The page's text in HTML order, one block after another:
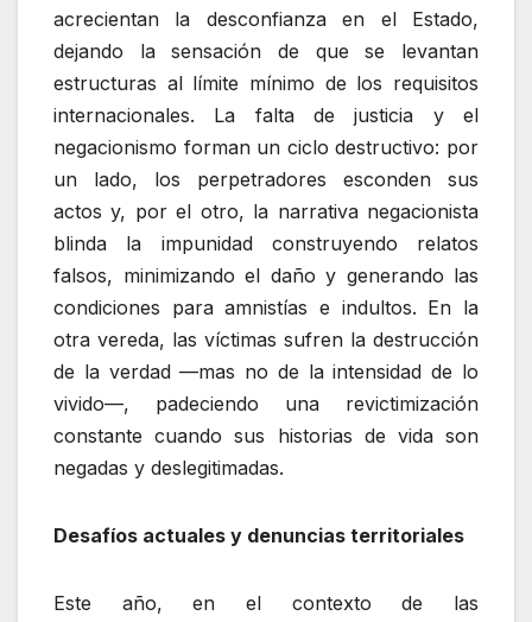
acrecientan la desconfianza en el Estado,
dejando la sensación de que se levantan
estructuras al límite mínimo de los requisitos
internacionales. La falta de justicia y el
negacionismo forman un ciclo destructivo: por
un lado, los perpetradores esconden sus
actos y, por el otro, la narrativa negacionista
blinda la impunidad construyendo relatos
falsos, minimizando el daño y generando las
condiciones para amnistías e indultos. En la
otra vereda, las víctimas sufren la destrucción
de la verdad —mas no de la intensidad de lo
vivido—, padeciendo una revictimización
constante cuando sus historias de vida son
negadas y deslegitimadas.
Desafíos actuales y denuncias territoriales
Este año, en el contexto de las